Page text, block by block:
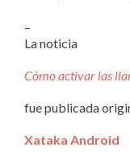
–
La noticia
Cómo activar las
fue publicada
Xataka Android